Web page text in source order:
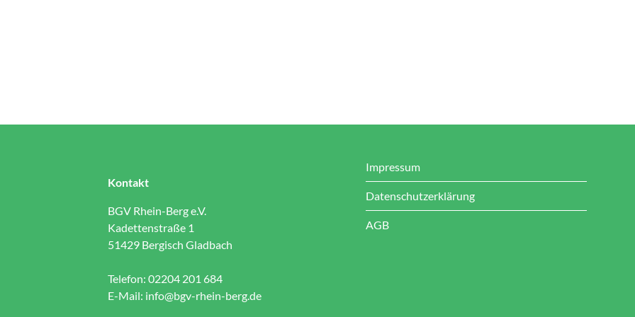
Kontakt
BGV Rhein-Berg e.V.
Kadettenstraße 1
51429 Bergisch Gladbach
Telefon: 02204 201 684
E-Mail: info@bgv-rhein-berg.de
Impressum
Datenschutzerklärung
AGB